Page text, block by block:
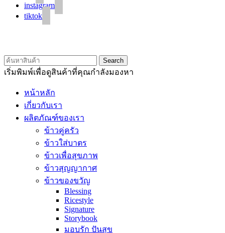
instagram
tiktok
Search
เริ่มพิมพ์เพื่อดูสินค้าที่คุณกำลังมองหา
หน้าหลัก
เกี่ยวกับเรา
ผลิตภัณฑ์ของเรา
ข้าวคู่ครัว
ข้าวใส่บาตร
ข้าวเพื่อสุขภาพ
ข้าวสุญญากาศ
ข้าวของขวัญ
Blessing
Ricestyle
Signature
Storybook
มอบรัก ปันสุข